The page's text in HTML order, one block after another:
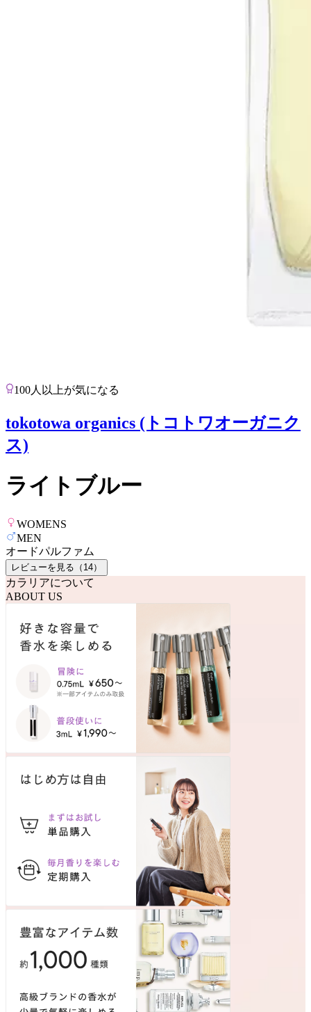
100人以上が気になる
tokotowa organics (トコトワオーガニク
ス)
ライトブルー
WOMENS
MEN
オードパルファム
レビューを見る（ 14）
カラリアについて
ABOUT US